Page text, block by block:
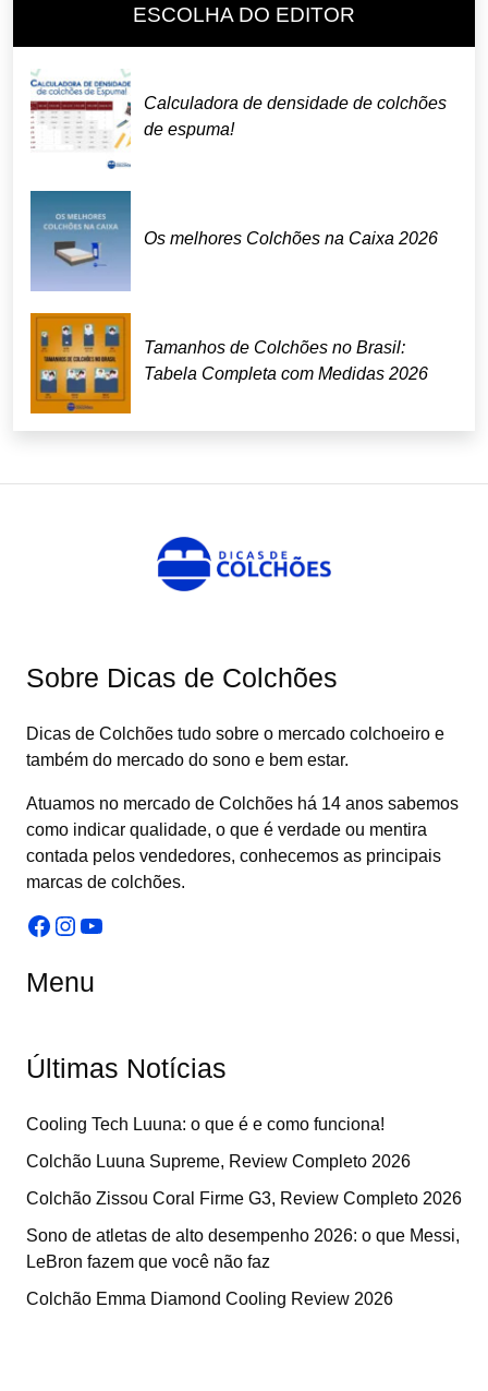
ESCOLHA DO EDITOR
Calculadora de densidade de colchões
de espuma!
Os melhores Colchões na Caixa 2026
Tamanhos de Colchões no Brasil:
Tabela Completa com Medidas 2026
Sobre Dicas de Colchões
Dicas de Colchões tudo sobre o mercado colchoeiro e
também do mercado do sono e bem estar.
Atuamos no mercado de Colchões há 14 anos sabemos
como indicar qualidade, o que é verdade ou mentira
contada pelos vendedores, conhecemos as principais
marcas de colchões.
Facebook
Instagram
Youtube
Menu
Últimas Notícias
Cooling Tech Luuna: o que é e como funciona!
Colchão Luuna Supreme, Review Completo 2026
Colchão Zissou Coral Firme G3, Review Completo 2026
Sono de atletas de alto desempenho 2026: o que Messi,
LeBron fazem que você não faz
Colchão Emma Diamond Cooling Review 2026